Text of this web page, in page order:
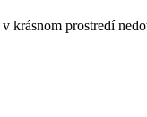
prostredí